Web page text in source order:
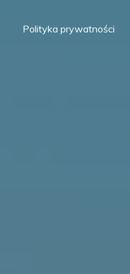
Polityka prywatności